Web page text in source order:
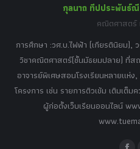
กุลนาถ ทีปประพันธ์
คณิตศาสตร์
การศึกษา :วศ.บ.ไฟฟ้า (เกียรตินิยม),
วิชาคณิตศาสตร์(ชั้นมัธยมปลาย) ที่ส
อาจารย์พิเศษสอนโรงเรียนหลายแห่
โครงการ เช่น รายการติวเข้ม เติมเต็
ผู้ก่อตั้งเว็บเรียนออนไลน์